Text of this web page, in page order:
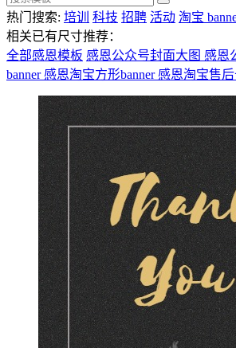
热门搜索: 培训 科技 招聘 活动 淘宝
相关已有尺寸推荐：
全部感恩模板 感恩公众号封面大图 感恩
banner感恩淘宝方形banner感恩淘宝售